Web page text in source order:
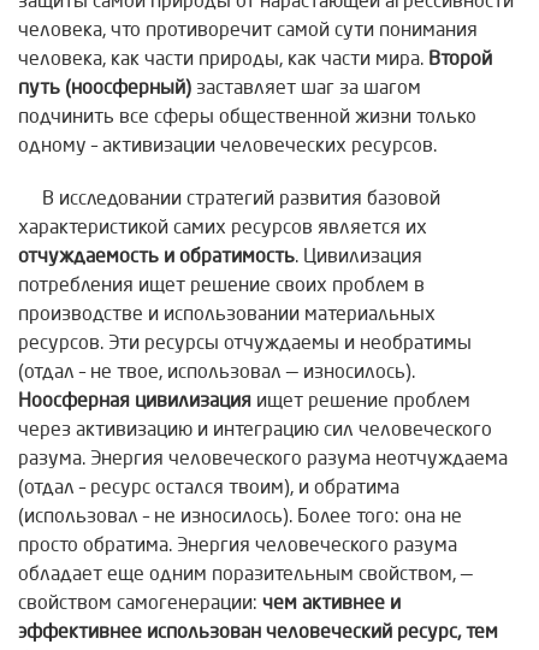
человека, что противоречит самой сути понимания
человека, как части природы, как части мира. Второй
путь (ноосферный) заставляет шаг за шагом
подчинить все сферы общественной жизни только
одному – активизации человеческих ресурсов.
В исследовании стратегий развития базовой
характеристикой самих ресурсов является их
отчуждаемость и обратимость. Цивилизация
потребления ищет решение своих проблем в
производстве и использовании материальных
ресурсов. Эти ресурсы отчуждаемы и необратимы
(отдал – не твое, использовал — износилось).
Ноосферная цивилизация ищет решение проблем
через активизацию и интеграцию сил человеческого
разума. Энергия человеческого разума неотчуждаема
(отдал – ресурс остался твоим), и обратима
(использовал – не износилось). Более того: она не
просто обратима. Энергия человеческого разума
обладает еще одним поразительным свойством, —
свойством самогенерации: чем активнее и
эффективнее использован человеческий ресурс, тем